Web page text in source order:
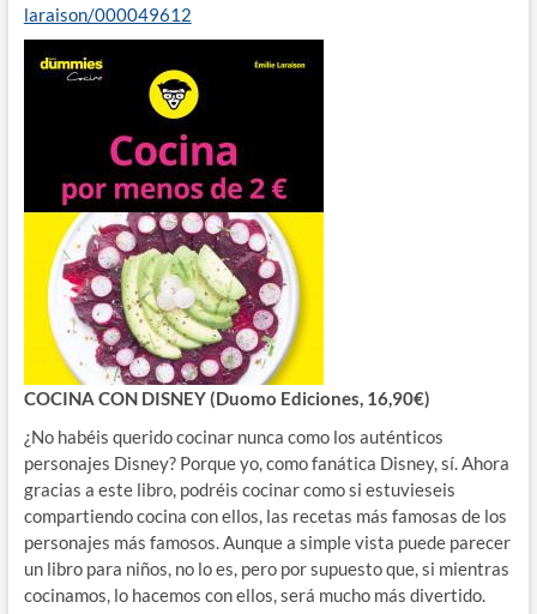
laraison/000049612
COCINA CON DISNEY (Duomo Ediciones, 16,90€)
¿No habéis querido cocinar nunca como los auténticos
personajes Disney? Porque yo, como fanática Disney, sí. Ahora
gracias a este libro, podréis cocinar como si estuvieseis
compartiendo cocina con ellos, las recetas más famosas de los
personajes más famosos. Aunque a simple vista puede parecer
un libro para niños, no lo es, pero por supuesto que, si mientras
cocinamos, lo hacemos con ellos, será mucho más divertido.